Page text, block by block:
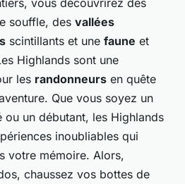
vous découvrirez des
souffle, des vallées
scintillants et une faune et
Highlands sont une
les randonneurs en quête
Que vous soyez un
ou un débutant, les Highlands
inoubliables qui
votre mémoire. Alors,
chaussez vos bottes de